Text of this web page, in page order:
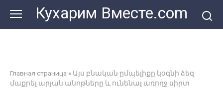
контенту
Кухарим Вместе.com
Главная страница » Այս բնական ըմպելիքը կօգնի ձեզ
մաքրել արյան անոթները և ունենալ առողջ սիրտ